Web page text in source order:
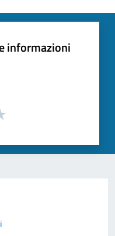
informazioni